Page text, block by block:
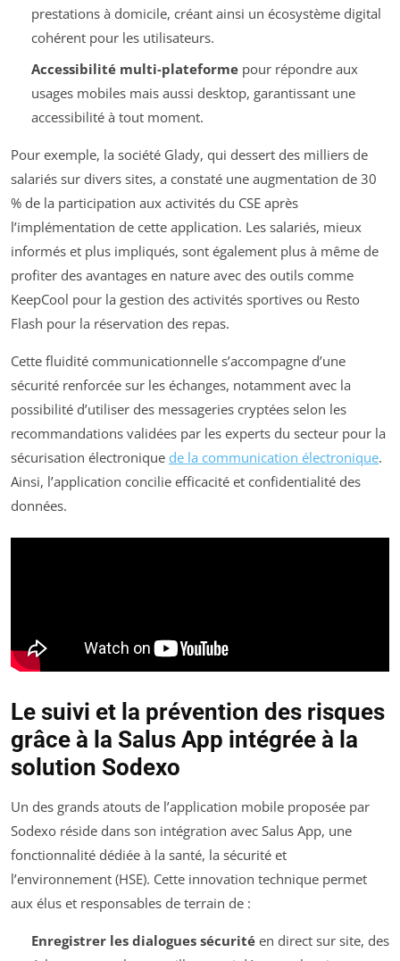
prestations à domicile, créant ainsi un écosystème digital
cohérent pour les utilisateurs.
Accessibilité multi-plateformepour répondre aux
usages mobiles mais aussi desktop, garantissant une
accessibilité à tout moment.
Pour exemple, la société Glady, qui dessert des milliers de
salariés sur divers sites, a constaté une augmentation de 30
% de la participation aux activités du CSE après
l’implémentation de cette application. Les salariés, mieux
informés et plus impliqués, sont également plus à même de
profiter des avantages en nature avec des outils comme
KeepCool pour la gestion des activités sportives ou Resto
Flash pour la réservation des repas.
Cette fluidité communicationnelle s’accompagne d’une
sécurité renforcée sur les échanges, notamment avec la
possibilité d’utiliser des messageries cryptées selon les
recommandations validées par les experts du secteur pour la
sécurisation électronique de la communication électronique.
Ainsi, l’application concilie efficacité et confidentialité des
données.
Le suivi et la prévention des risques
grâce à la Salus App intégrée à la
solution Sodexo
Un des grands atouts de l’application mobile proposée par
Sodexo réside dans son intégration avec Salus App, une
fonctionnalité dédiée à la santé, la sécurité et
l’environnement (HSE). Cette innovation technique permet
aux élus et responsables de terrain de :
Enregistrer les dialogues sécuritéen direct sur site, des